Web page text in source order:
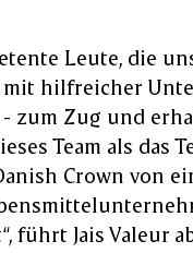
Leute, die
mit hilfreicher
Zug und
Team als das
Crown von
führt Jais Valeur